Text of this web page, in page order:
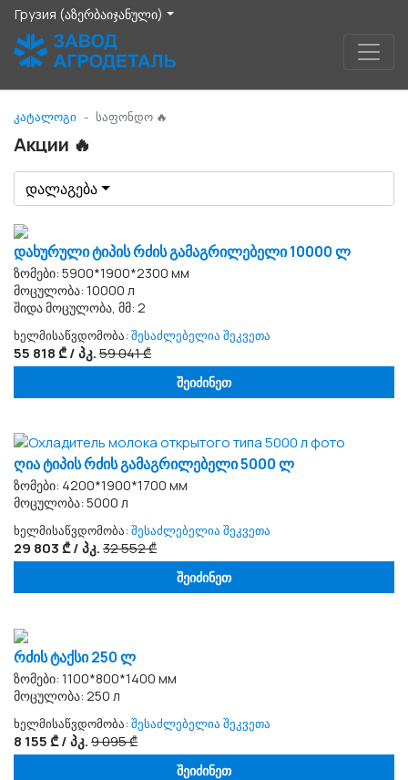
Грузия (აზერბაიჯანული)
კატალოგი საფონდო 🔥
Акции 🔥
დალაგება
დახურული ტიპის რძის გამაგრილებელი 10000 ლ
ზომები: 5900*1900*2300 мм
მოცულობა: 10000 л
შიდა მოცულობა, მმ: 2
ხელმისაწვდომობა: შესაძლებელია შეკვეთა
55 818 ₾ / პკ.59 041 ₾
შეიძინეთ
ღია ტიპის რძის გამაგრილებელი 5000 ლ
ზომები: 4200*1900*1700 мм
მოცულობა: 5000 л
ხელმისაწვდომობა: შესაძლებელია შეკვეთა
29 803 ₾ / პკ.32 552 ₾
შეიძინეთ
რძის ტაქსი 250 ლ
ზომები: 1100*800*1400 мм
მოცულობა: 250 л
ხელმისაწვდომობა: შესაძლებელია შეკვეთა
8 155 ₾ / პკ.9 095 ₾
შეიძინეთ